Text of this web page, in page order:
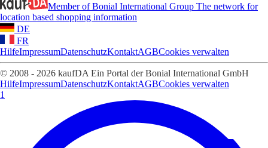
Member of Bonial International Group The network for
location based shopping information
DE
FR
HilfeImpressumDatenschutzKontaktAGBCookies verwalten
© 2008 - 2026 kaufDA Ein Portal der Bonial International GmbH
HilfeImpressumDatenschutzKontaktAGBCookies verwalten
1